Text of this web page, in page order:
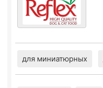
для миниатюрных